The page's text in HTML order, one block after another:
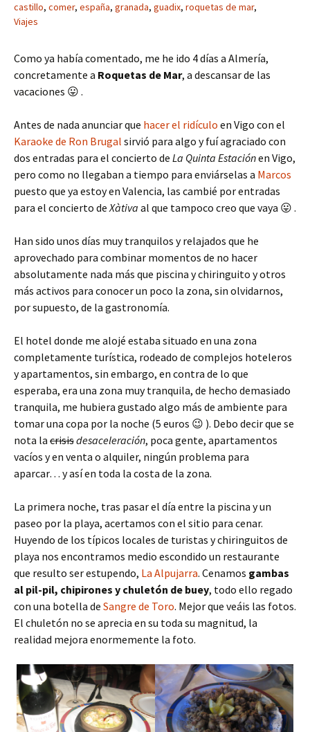
castillo, comer, españa, granada, guadix, roquetas de mar,
Viajes
Como ya había comentado, me he ido 4 días a Almería,
concretamente a Roquetas de Mar, a descansar de las
vacaciones 😛 .
Antes de nada anunciar que hacer el ridículo en Vigo con el
Karaoke de Ron Brugal sirvió para algo y fuí agraciado con
dos entradas para el concierto de La Quinta Estaciónen Vigo,
pero como no llegaban a tiempo para enviárselas a Marcos
puesto que ya estoy en Valencia, las cambié por entradas
para el concierto deXàtiva al que tampoco creo que vaya 😛 .
Han sido unos días muy tranquilos y relajados que he
aprovechado para combinar momentos de no hacer
absolutamente nada más que piscina y chiringuito y otros
más activos para conocer un poco la zona, sin olvidarnos,
por supuesto, de la gastronomía.
El hotel donde me alojé estaba situado en una zona
completamente turística, rodeado de complejos hoteleros
y apartamentos, sin embargo, en contra de lo que
esperaba, era una zona muy tranquila, de hecho demasiado
tranquila, me hubiera gustado algo más de ambiente para
tomar una copa por la noche (5 euros 😉 ). Debo decir que se
nota la crisisdesaceleración, poca gente, apartamentos
vacíos y en venta o alquiler, ningún problema para
aparcar… y así en toda la costa de la zona.
La primera noche, tras pasar el día entre la piscina y un
paseo por la playa, acertamos con el sitio para cenar.
Huyendo de los típicos locales de turistas y chiringuitos de
playa nos encontramos medio escondido un restaurante
que resulto ser estupendo, La Alpujarra. Cenamos gambas
al pil-pil, chipirones y chuletón de buey, todo ello regado
con una botella de Sangre de Toro. Mejor que veáis las fotos.
El chuletón no se aprecia en su toda su magnitud, la
realidad mejora enormemente la foto.